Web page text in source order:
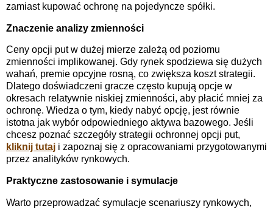
zamiast kupować ochronę na pojedyncze spółki.
Znaczenie analizy zmienności
Ceny opcji put w dużej mierze zależą od poziomu
zmienności implikowanej. Gdy rynek spodziewa się dużych
wahań, premie opcyjne rosną, co zwiększa koszt strategii.
Dlatego doświadczeni gracze często kupują opcje w
okresach relatywnie niskiej zmienności, aby płacić mniej za
ochronę. Wiedza o tym, kiedy nabyć opcję, jest równie
istotna jak wybór odpowiedniego aktywa bazowego. Jeśli
chcesz poznać szczegóły strategii ochronnej opcji put,
kliknij tutaj i zapoznaj się z opracowaniami przygotowanymi
przez analityków rynkowych.
Praktyczne zastosowanie i symulacje
Warto przeprowadzać symulacje scenariuszy rynkowych,